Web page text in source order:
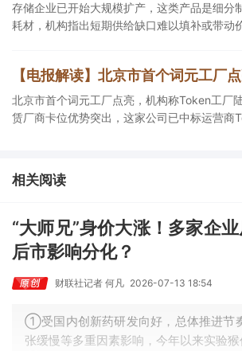
存储企业已开始大规模扩产，这类产品是细分
耗材，机构指出短期供给缺口难以填补或带动
北京市首个词元工厂点亮，机构称Token工厂
赁厂商卡位优势突出，这家公司已中标运营商
相关阅读
“大师兄”身价大涨！多家企
后市影响分化？
财联社记者 何凡 2026-07-13 18:54
①受国内创新药研发向好，总体推进节
张缓慢等多重因素影响，今年以来实验猴